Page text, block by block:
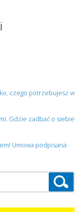
czego potrzebujesz w
Gdzie zadbać o siebie
Umowa podpisana